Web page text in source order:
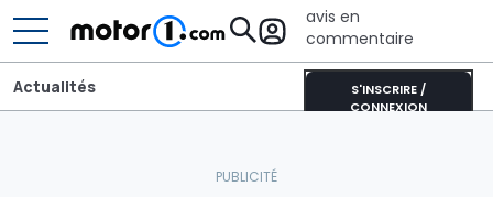
avis en
commentaire
S'INSCRIRE /
CONNEXION
Actualités